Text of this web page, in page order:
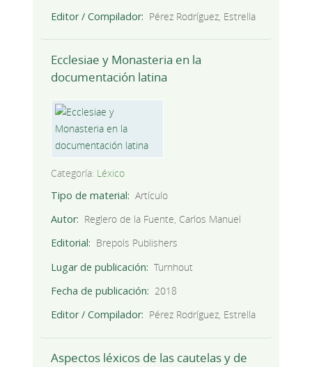
Editor / Compilador
Pérez Rodríguez, Estrella
Ecclesiae y Monasteria en la
documentación latina
Categoría: Léxico
Tipo de material
Artículo
Autor
Reglero de la Fuente, Carlos Manuel
Editorial
Brepols Publishers
Lugar de publicación
Turnhout
Fecha de publicación
2018
Editor / Compilador
Pérez Rodríguez, Estrella
Aspectos léxicos de las cautelas y de